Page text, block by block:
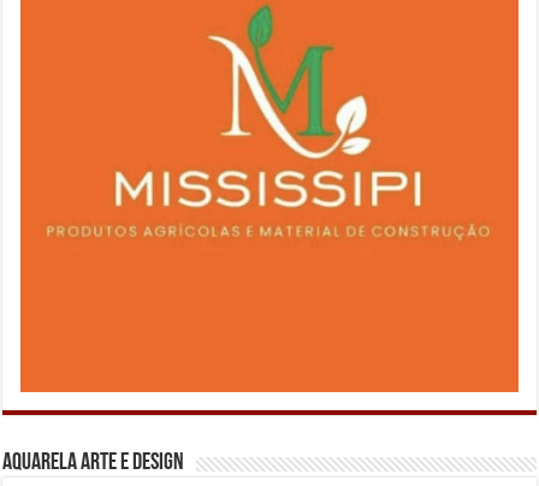
Aquarela Arte e Design